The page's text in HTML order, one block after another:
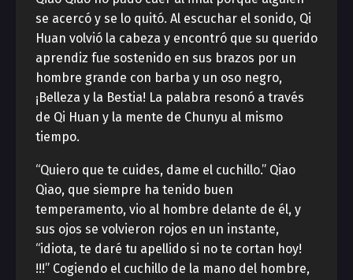
se acercó y se lo quitó. Al escuchar el sonido, Qi
Huan volvió la cabeza y encontró que su querido
aprendiz fue sostenido en sus brazos por un
hombre grande con barba y un oso negro,
¡Belleza y la Bestia! La palabra resonó a través
de Qi Huan y la mente de Chunyu al mismo
tiempo.
“Quiero que te cuides, dame el cuchillo.” Qiao
Qiao, que siempre ha tenido buen
temperamento, vio al hombre delante de él, y
sus ojos se volvieron rojos en un instante,
“idiota, te daré tu apellido si no te cortan hoy!
!!!” Cogiendo el cuchillo de la mano del hombre,